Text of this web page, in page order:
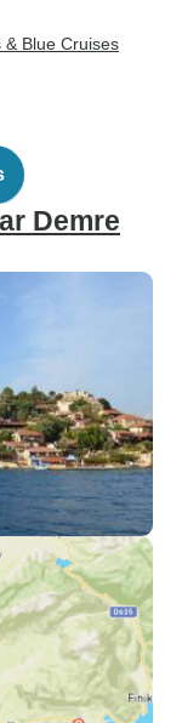
& Blue Cruises
Demre